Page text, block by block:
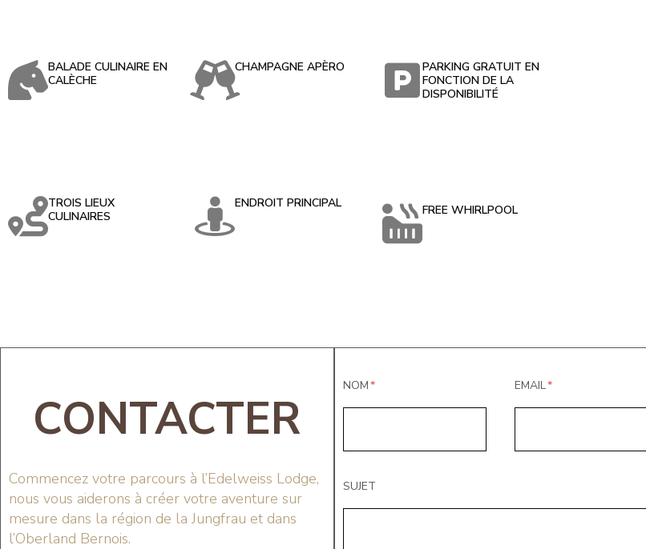
BALADE CULINAIRE EN
CALÈCHE
TROIS LIEUX
CULINAIRES
CHAMPAGNE APÈRO
ENDROIT PRINCIPAL
PARKING GRATUIT EN
FONCTION DE LA
DISPONIBILITÉ
FREE WHIRLPOOL
CONTACTER
Commencez votre parcours à l’Edelweiss Lodge,
nous vous aiderons à créer votre aventure sur
mesure dans la région de la Jungfrau et dans
l’Oberland Bernois.
NOM EMAIL
SUJET